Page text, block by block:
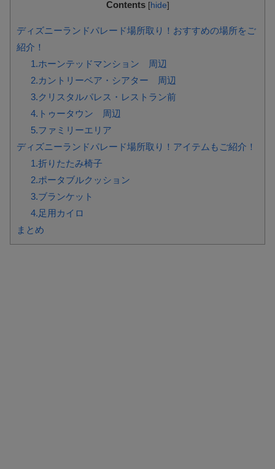
Contents [hide]
ディズニーランドパレード場所取り！おすすめの場所をご
紹介！
1.ホーンテッドマンション 周辺
2.カントリーベア・シアター 周辺
3.クリスタルパレス・レストラン前
4.トゥータウン 周辺
5.ファミリーエリア
ディズニーランドパレード場所取り！アイテムもご紹介！
1.折りたたみ椅子
2.ポータブルクッション
3.ブランケット
4.足用カイロ
まとめ